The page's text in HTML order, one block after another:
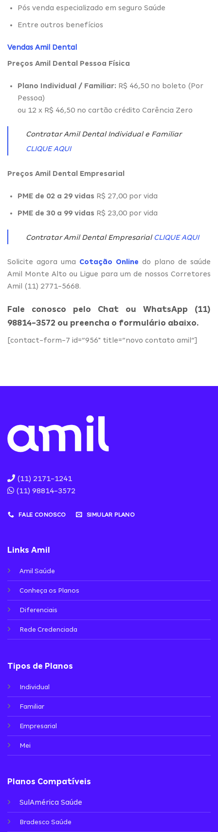
Pós venda especializado em seguro Saúde
Entre outros benefícios
Vendas Amil Dental
Preços Amil Dental Pessoa Física
Plano Individual / Familiar: R$ 46,50 no boleto (Por
Pessoa)
ou 12 x R$ 46,50 no cartão crédito Carência Zero
Contratar Amil Dental Individual e Familiar
CLIQUE AQUI
Preços Amil Dental Empresarial
PME de 02 a 29 vidas R$ 27,00 por vida
PME de 30 a 99 vidas R$ 23,00 por vida
Contratar Amil Dental EmpresarialCLIQUE AQUI
Solicite agora uma Cotação Online do plano de saúde
Amil Monte Alto ou Ligue para um de nossos Corretores
Amil (11) 2771-5668.
Fale conosco pelo Chat ou WhatsApp (11)
98814-3572 ou preencha o formulário abaixo.
[contact-form-7 id=”956″ title=”novo contato amil”]
(11) 2171-1241
(11) 98814-3572
FALE CONOSCO SIMULAR PLANO
Links Amil
Amil Saúde
Conheça os Planos
Diferenciais
Rede Credenciada
Tipos de Planos
Individual
Familiar
Empresarial
Mei
Planos Compatíveis
SulAmérica Saúde
Bradesco Saúde